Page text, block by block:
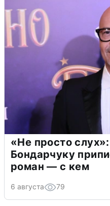
«Не просто
Бондарчуку
роман — с кем
6 августа 79